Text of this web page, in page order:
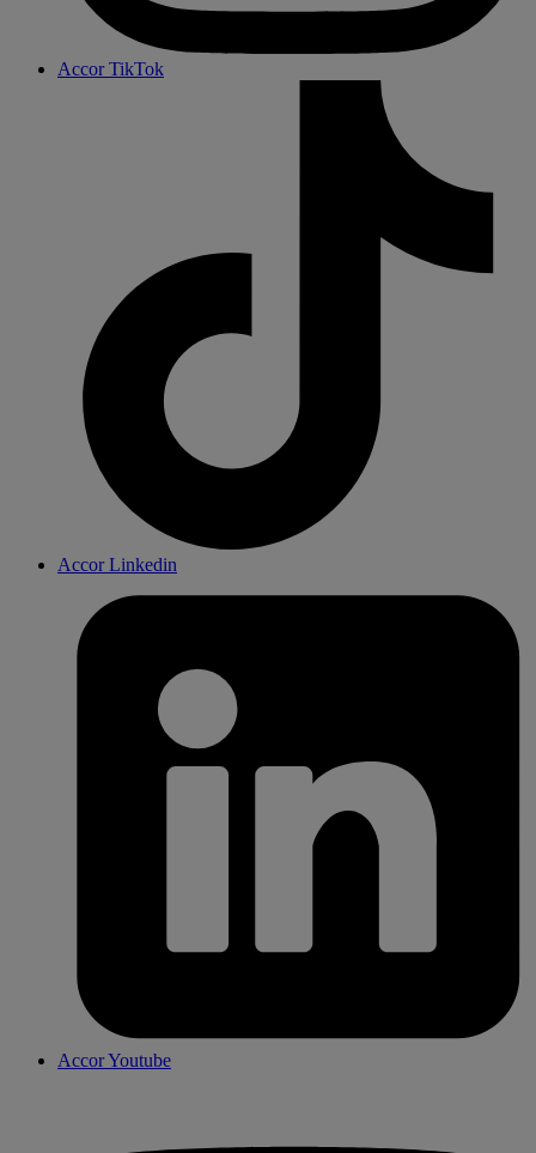
Accor TikTok
Accor Linkedin
Accor Youtube